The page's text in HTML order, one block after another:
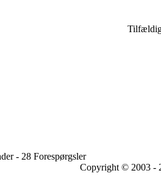
- 28 Forespørgsler
Copyright © 2003 -